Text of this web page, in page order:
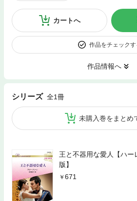
カートへ
作品をチェックす
作品情報へ
シリーズ 全1冊
未購入巻をまとめ
王と不器用な愛人【ハー
版】
671